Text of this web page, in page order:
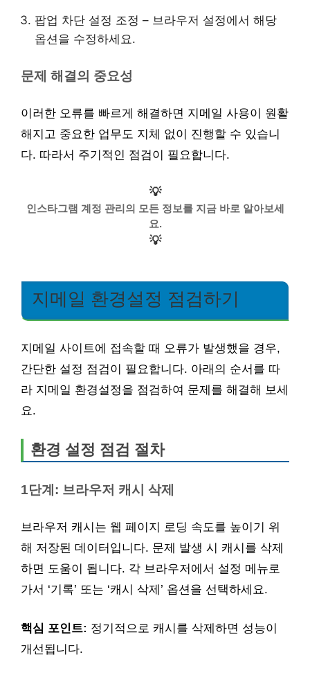
팝업 차단 설정 조정 – 브라우저 설정에서 해당
옵션을 수정하세요.
문제 해결의 중요성
이러한 오류를 빠르게 해결하면 지메일 사용이 원활
해지고 중요한 업무도 지체 없이 진행할 수 있습니
다. 따라서 주기적인 점검이 필요합니다.
💡
인스타그램 계정 관리의 모든 정보를 지금 바로 알아보세
요.
💡
지메일 환경설정 점검하기
지메일 사이트에 접속할 때 오류가 발생했을 경우,
간단한 설정 점검이 필요합니다. 아래의 순서를 따
라 지메일 환경설정을 점검하여 문제를 해결해 보세
요.
환경 설정 점검 절차
1단계: 브라우저 캐시 삭제
브라우저 캐시는 웹 페이지 로딩 속도를 높이기 위
해 저장된 데이터입니다. 문제 발생 시 캐시를 삭제
하면 도움이 됩니다. 각 브라우저에서 설정 메뉴로
가서 ‘기록’ 또는 ‘캐시 삭제’ 옵션을 선택하세요.
핵심 포인트: 정기적으로 캐시를 삭제하면 성능이
개선됩니다.